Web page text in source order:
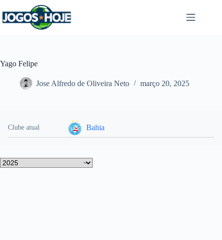
para
o
Yago Felipe
Jose Alfredo de Oliveira Neto março 20, 2025
Clube atual Bahia